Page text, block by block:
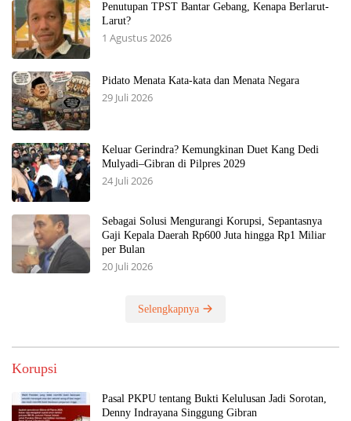
Penutupan TPST Bantar Gebang, Kenapa Berlarut-
Larut?
1 Agustus 2026
Pidato Menata Kata-kata dan Menata Negara
29 Juli 2026
Keluar Gerindra? Kemungkinan Duet Kang Dedi
Mulyadi–Gibran di Pilpres 2029
24 Juli 2026
Sebagai Solusi Mengurangi Korupsi, Sepantasnya
Gaji Kepala Daerah Rp600 Juta hingga Rp1 Miliar
per Bulan
20 Juli 2026
Selengkapnya
Korupsi
Pasal PKPU tentang Bukti Kelulusan Jadi Sorotan,
Denny Indrayana Singgung Gibran